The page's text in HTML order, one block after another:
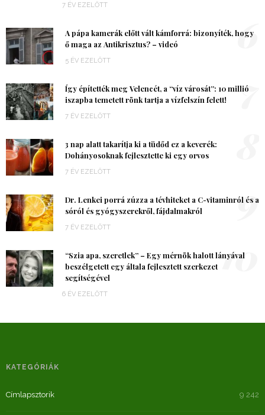
7 ÉV EZELŐTT
A pápa kamerák előtt vált kámforrá: bizonyíték, hogy
ő maga az Antikrisztus? – videó
5 ÉV EZELŐTT
6
Így építették meg Velencét, a “víz városát”: 10 millió
iszapba temetett rönk tartja a vízfelszín felett!
7 ÉV EZELŐTT
7
3 nap alatt takarítja ki a tüdőd ez a keverék:
Dohányosoknak fejlesztette ki egy orvos
7 ÉV EZELŐTT
Dr. Lenkei porrá zúzza a tévhiteket a C-vitaminról és a
sóról és gyógyszerekről, fájdalmakról
7 ÉV EZELŐTT
9
“Szia apa, szeretlek” – Egy mérnök halott lányával
beszélgetett egy általa fejlesztett szerkezet
segítségével
6 ÉV EZELŐTT
10
KATEGÓRIÁK
Címlapsztorik 9 242